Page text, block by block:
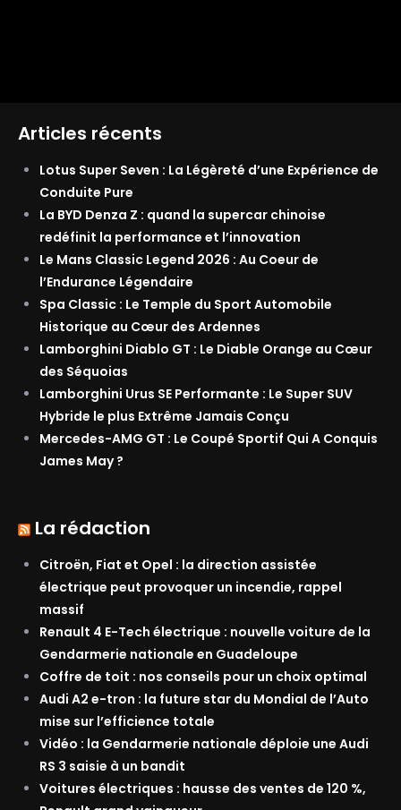
Articles récents
Lotus Super Seven : La Légèreté d’une Expérience de
Conduite Pure
La BYD Denza Z : quand la supercar chinoise
redéfinit la performance et l’innovation
Le Mans Classic Legend 2026 : Au Coeur de
l’Endurance Légendaire
Spa Classic : Le Temple du Sport Automobile
Historique au Cœur des Ardennes
Lamborghini Diablo GT : Le Diable Orange au Cœur
des Séquoias
Lamborghini Urus SE Performante : Le Super SUV
Hybride le plus Extrême Jamais Conçu
Mercedes-AMG GT : Le Coupé Sportif Qui A Conquis
James May ?
La rédaction
Citroën, Fiat et Opel : la direction assistée
électrique peut provoquer un incendie, rappel
massif
Renault 4 E-Tech électrique : nouvelle voiture de la
Gendarmerie nationale en Guadeloupe
Coffre de toit : nos conseils pour un choix optimal
Audi A2 e-tron : la future star du Mondial de l’Auto
mise sur l’efficience totale
Vidéo : la Gendarmerie nationale déploie une Audi
RS 3 saisie à un bandit
Voitures électriques : hausse des ventes de 120 %,